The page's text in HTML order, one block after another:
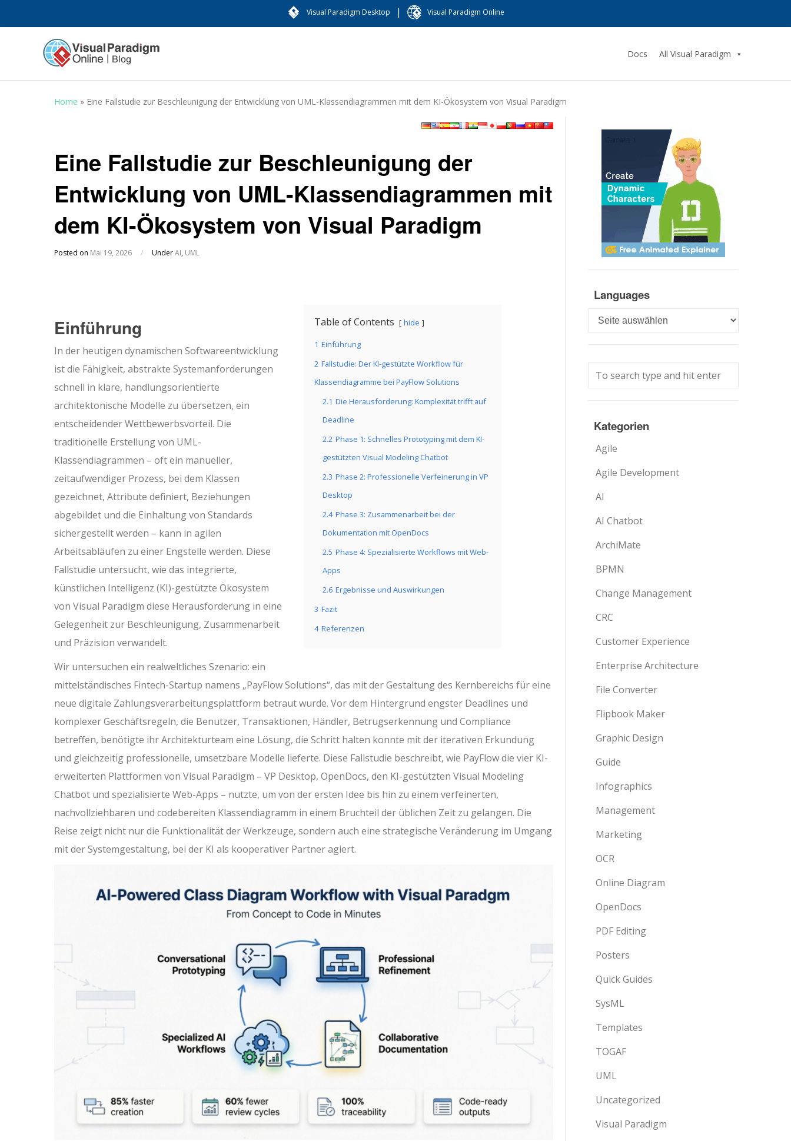
Visual Paradigm Desktop | Visual Paradigm Online
Docs All Visual Paradigm
Home » Eine Fallstudie zur Beschleunigung der Entwicklung von UML-Klassendiagrammen mit dem KI-Ökosystem von Visual Paradigm
Eine Fallstudie zur Beschleunigung der
Entwicklung von UML-Klassendiagrammen mit
dem KI-Ökosystem von Visual Paradigm
Posted on Mai 19, 2026 / UnderAI, UML
Table of Contents hide
1 Einführung
2 Fallstudie: Der KI-gestützte Workflow für
Klassendiagramme bei PayFlow Solutions
2.1 Die Herausforderung: Komplexität trifft auf
Deadline
2.2 Phase 1: Schnelles Prototyping mit dem KI-
gestützten Visual Modeling Chatbot
2.3 Phase 2: Professionelle Verfeinerung in VP
Desktop
2.4 Phase 3: Zusammenarbeit bei der
Dokumentation mit OpenDocs
2.5 Phase 4: Spezialisierte Workflows mit Web-
Apps
2.6 Ergebnisse und Auswirkungen
3 Fazit
4 Referenzen
Einführung
In der heutigen dynamischen Softwareentwicklung
ist die Fähigkeit, abstrakte Systemanforderungen
schnell in klare, handlungsorientierte
architektonische Modelle zu übersetzen, ein
entscheidender Wettbewerbsvorteil. Die
traditionelle Erstellung von UML-
Klassendiagrammen – oft ein manueller,
zeitaufwendiger Prozess, bei dem Klassen
gezeichnet, Attribute definiert, Beziehungen
abgebildet und die Einhaltung von Standards
sichergestellt werden – kann in agilen
Arbeitsabläufen zu einer Engstelle werden. Diese
Fallstudie untersucht, wie das integrierte,
künstlichen Intelligenz (KI)-gestützte Ökosystem
von Visual Paradigm diese Herausforderung in eine
Gelegenheit zur Beschleunigung, Zusammenarbeit
und Präzision verwandelt.
Wir untersuchen ein realweltliches Szenario: ein
mittelständisches Fintech-Startup namens „PayFlow Solutions“, das mit der Gestaltung des Kernbereichs für eine
neue digitale Zahlungsverarbeitungsplattform betraut wurde. Vor dem Hintergrund engster Deadlines und
komplexer Geschäftsregeln, die Benutzer, Transaktionen, Händler, Betrugserkennung und Compliance
betreffen, benötigte ihr Architekturteam eine Lösung, die Schritt halten konnte mit der iterativen Erkundung
und gleichzeitig professionelle, umsetzbare Modelle lieferte. Diese Fallstudie beschreibt, wie PayFlow die vier KI-
erweiterten Plattformen von Visual Paradigm – VP Desktop, OpenDocs, den KI-gestützten Visual Modeling
Chatbot und spezialisierte Web-Apps – nutzte, um von der ersten Idee bis hin zu einem verfeinerten,
nachvollziehbaren und codebereiten Klassendiagramm in einem Bruchteil der üblichen Zeit zu gelangen. Die
Reise zeigt nicht nur die Funktionalität der Werkzeuge, sondern auch eine strategische Veränderung im Umgang
mit der Systemgestaltung, bei der KI als kooperativer Partner agiert.
Languages
Languages
Kategorien
Agile
Agile Development
AI
AI Chatbot
ArchiMate
BPMN
Change Management
CRC
Customer Experience
Enterprise Architecture
File Converter
Flipbook Maker
Graphic Design
Guide
Infographics
Management
Marketing
OCR
Online Diagram
OpenDocs
PDF Editing
Posters
Quick Guides
SysML
Templates
TOGAF
UML
Uncategorized
Visual Paradigm